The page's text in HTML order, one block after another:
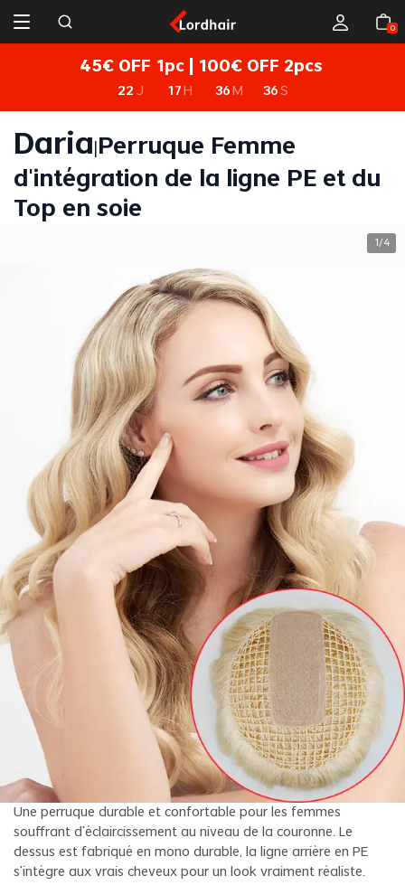
0
45€ OFF 1pc | 100€ OFF 2pcs
22 J 17 H 36 M 36S
Daria Perruque Femme
d'intégration de la ligne PE et du
Top en soie
1/4
Une perruque durable et confortable pour les femmes
souffrant d'éclaircissement au niveau de la couronne. Le
dessus est fabriqué en mono durable, la ligne arrière en PE
s'intègre aux vrais cheveux pour un look vraiment réaliste.